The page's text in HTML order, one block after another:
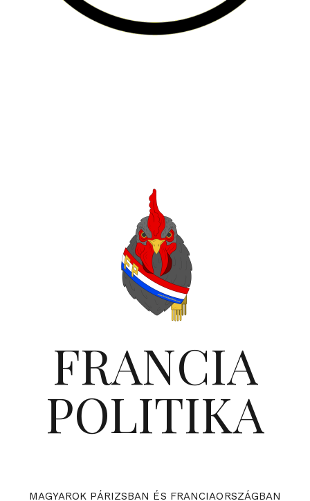
FRANCIA
POLITIKA
MAGYAROK PÁRIZSBAN ÉS FRANCIAORSZÁGBAN